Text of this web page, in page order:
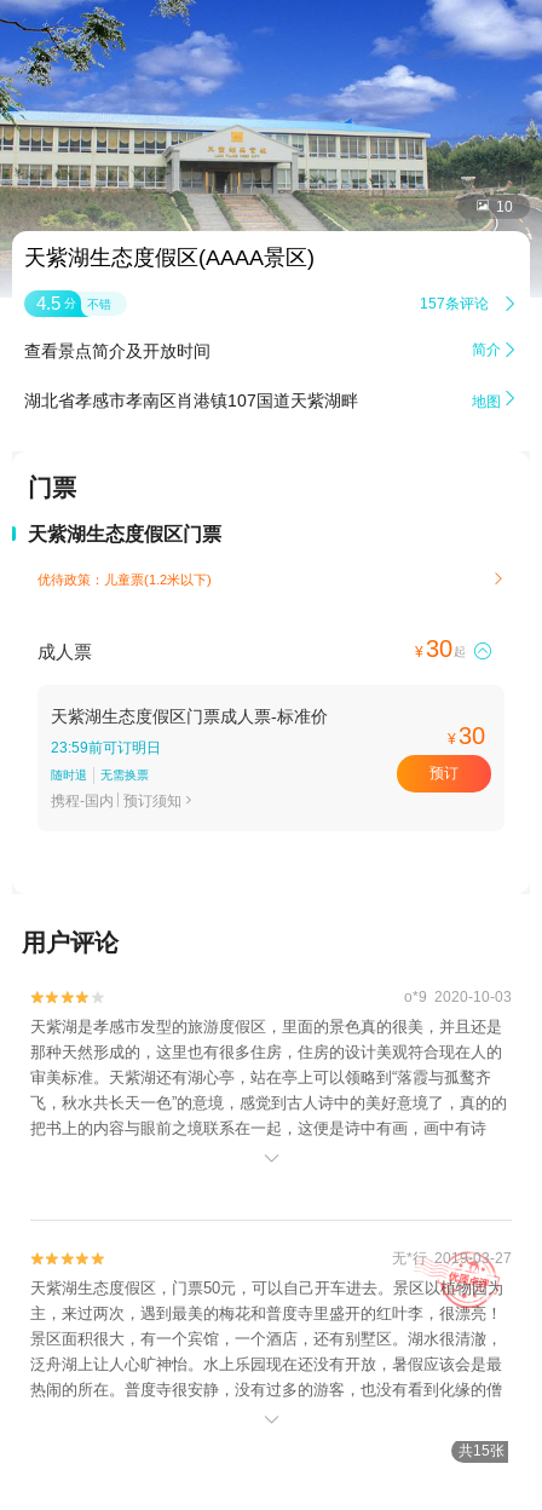
 10
天紫湖生态度假区(AAAA景区)
4.5 分 不错 157条评论 
查看景点简介及开放时间 简介 
湖北省孝感市孝南区肖港镇107国道天紫湖畔 地图 
门票
天紫湖生态度假区门票
优待政策：儿童票(1.2米以下) 
成人票 ¥30起 
天紫湖生态度假区门票成人票-标准价
23:59前可订明日
随时退 无需换票
携程-国内 预订须知 
¥30
预订
用户评论

 o*9 2020-10-03
天紫湖是孝感市发型的旅游度假区，里面的景色真的很美，并且还是
那种天然形成的，这里也有很多住房，住房的设计美观符合现在人的
审美标准。天紫湖还有湖心亭，站在亭上可以领略到“落霞与孤鹜齐
飞，秋水共长天一色”的意境，感觉到古人诗中的美好意境了，真的的
把书上的内容与眼前之境联系在一起，这便是诗中有画，画中有诗
吧，与其说天紫湖是一处景色，不如说那就算一副画，美到让人难以


 无*行 2019-03-27
天紫湖生态度假区，门票50元，可以自己开车进去。景区以植物园为
主，来过两次，遇到最美的梅花和普度寺里盛开的红叶李，很漂亮！
景区面积很大，有一个宾馆，一个酒店，还有别墅区。湖水很清澈，
泛舟湖上让人心旷神怡。水上乐园现在还没有开放，暑假应该会是最
热闹的所在。普度寺很安静，没有过多的游客，也没有看到化缘的僧
人，一切都显得安静祥和。天紫湖 一个适合居住，也适合摄影的地

共15张
